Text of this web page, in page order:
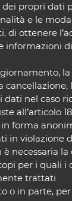
dei propri dati
e le
di ottenere
informazioni di
nel caso
all’articolo
forma
in violazione
necessaria la
per i quali i
trattati
o in parte,